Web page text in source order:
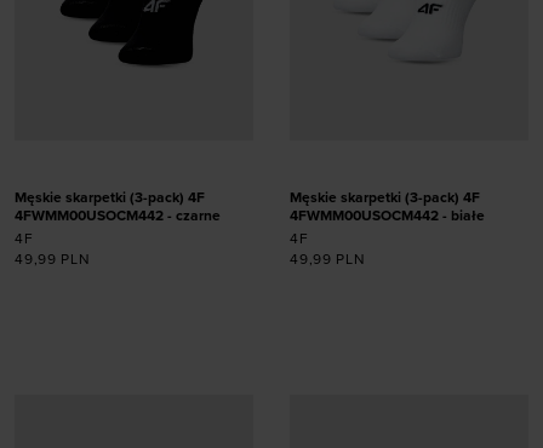
Męskie skarpetki (3-pack) 4F
4FWMM00USOCM442 - czarne
4F
49,99 PLN
Męskie skarpetki (3-pack) 4F
4FWMM00USOCM442 - białe
4F
49,99 PLN